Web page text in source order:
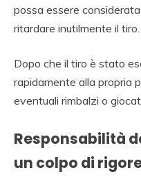
possa essere
ritardare inutilmente il tiro.
Dopo che il tiro è stato
rapidamente alla propria
eventuali rimbalzi o
Responsabilità
un colpo di